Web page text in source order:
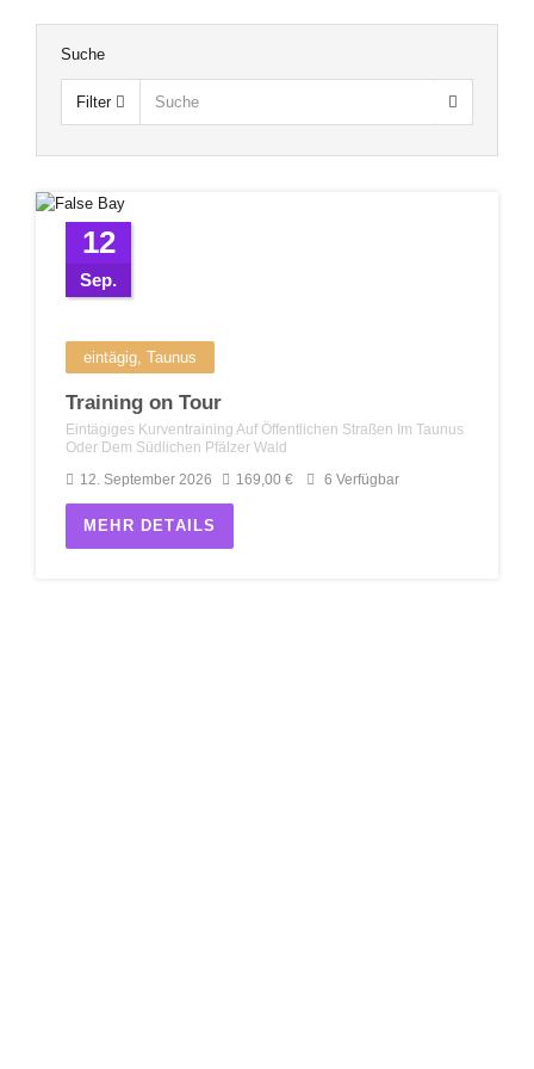
Suche
Filter
12
Sep.
eintägig, Taunus
Training on Tour
Eintägiges Kurventraining Auf Öffentlichen Straßen Im Taunus
Oder Dem Südlichen Pfälzer Wald
12. September 2026
169,00 € 6 Verfügbar
MEHR DETAILS